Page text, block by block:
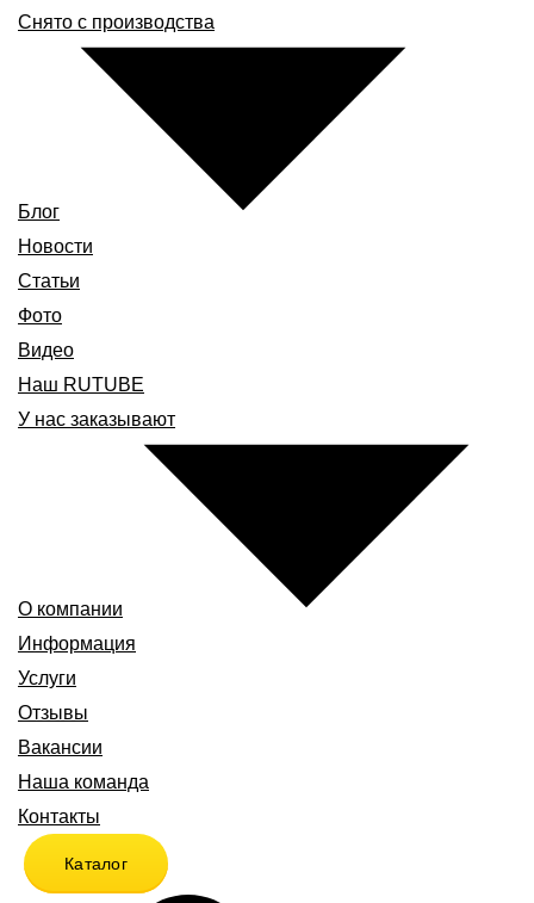
Снято с производства
Блог
Новости
Статьи
Фото
Видео
Наш RUTUBE
У нас заказывают
О компании
Информация
Услуги
Отзывы
Вакансии
Наша команда
Контакты
Каталог